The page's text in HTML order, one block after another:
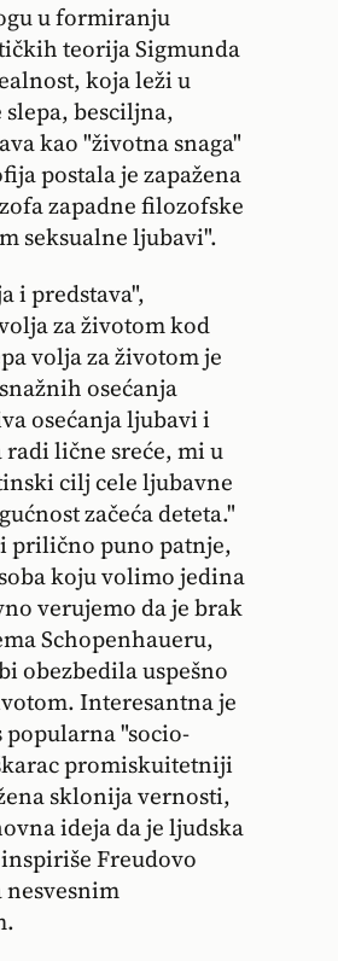
u formiranju
teorija Sigmunda
koja leži u
besciljna,
kao "životna snaga"
postala je zapažena
zapadne filozofske
seksualne ljubavi".
i predstava",
za životom kod
volja za životom je
osećanja
osećanja ljubavi i
lične sreće, mi u
cilj cele ljubavne
začeća deteta."
prilično puno patnje,
koju volimo jedina
verujemo da je brak
Schopenhaueru,
obezbedila uspešno
Interesantna je
popularna "socio-
promiskuitetniji
sklonija vernosti,
ideja da je ljudska
Freudovo
nesvesnim